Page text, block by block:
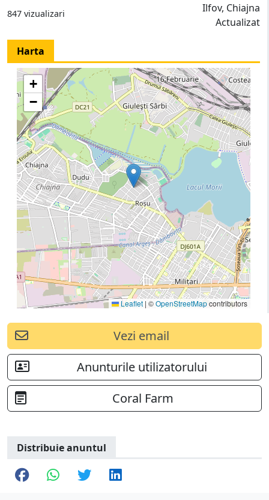
847 vizualizari
Ilfov, Chiajna
Actualizat
Harta
+
−
Leaflet | ©OpenStreetMapcontributors
Vezi email
Anunturile utilizatorului
Coral Farm
Distribuie anuntul